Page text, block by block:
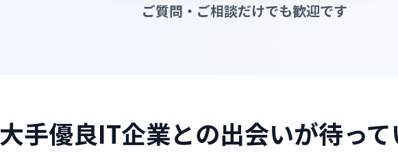
ご質問・ご相談だけでも歓迎です
大手優良IT企業との出会いが待っ